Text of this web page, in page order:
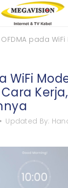
OFDMA pada
WiFi
Updated By: